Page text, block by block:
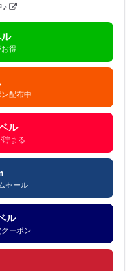
♪
お得
配布中
ル
貯まる
セール
ル
ーポン